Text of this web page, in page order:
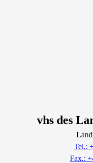
vhs des
Tel.:
Fax.: